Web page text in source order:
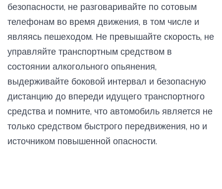
безопасности, не разговаривайте по сотовым
телефонам во время движения, в том числе и
являясь пешеходом. Не превышайте скорость, не
управляйте транспортным средством в
состоянии алкогольного опьянения,
выдерживайте боковой интервал и безопасную
дистанцию до впереди идущего транспортного
средства и помните, что автомобиль является не
только средством быстрого передвижения, но и
источником повышенной опасности.